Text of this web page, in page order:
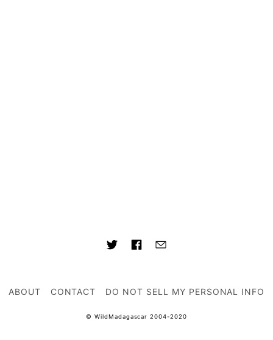
ABOUT CONTACT DO NOT SELL MY PERSONAL INFO
© WildMadagascar 2004-2020